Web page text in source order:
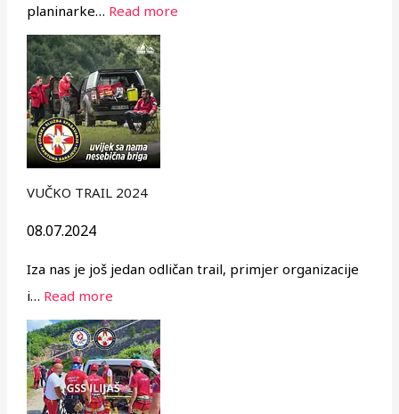
planinarke… Read more
VUČKO TRAIL 2024
08.07.2024
Iza nas je još jedan odličan trail, primjer organizacije
i… Read more